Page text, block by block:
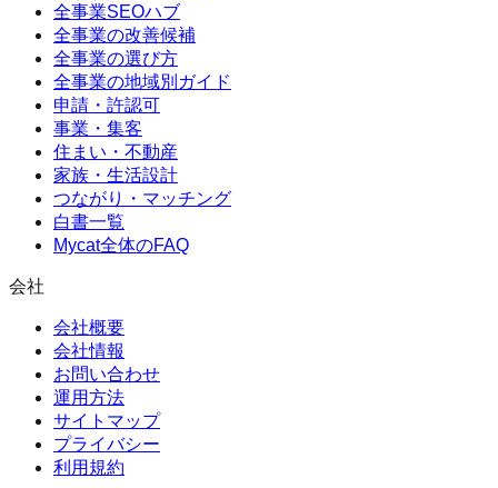
全事業SEOハブ
全事業の改善候補
全事業の選び方
全事業の地域別ガイド
申請・許認可
事業・集客
住まい・不動産
家族・生活設計
つながり・マッチング
白書一覧
Mycat全体のFAQ
会社
会社概要
会社情報
お問い合わせ
運用方法
サイトマップ
プライバシー
利用規約